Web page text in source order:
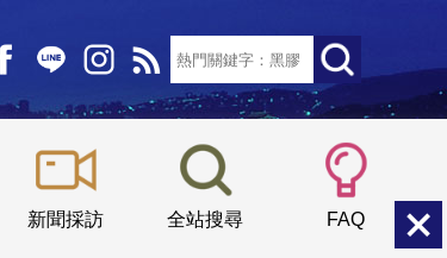
新聞採訪 全站搜尋 FAQ
小 中